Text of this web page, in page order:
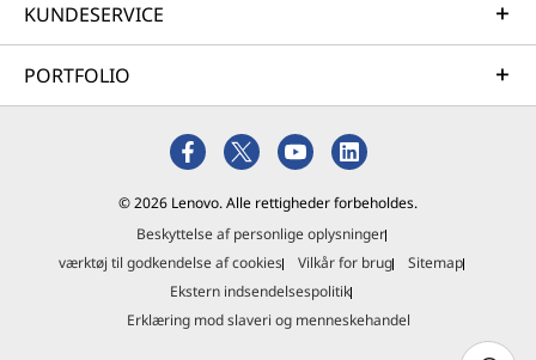
KUNDESERVICE
PORTFOLIO
© 2026 Lenovo. Alle rettigheder forbeholdes.
Beskyttelse af personlige oplysninger
værktøj til godkendelse af cookies
Vilkår for brug
Sitemap
Ekstern indsendelsespolitik
Erklæring mod slaveri og menneskehandel